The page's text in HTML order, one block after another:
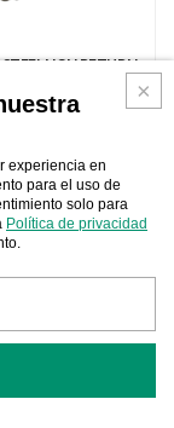
NON RETURN
NON-RETURN
29X24MM
experiencia en
para el uso de
solo para
Política de privacidad